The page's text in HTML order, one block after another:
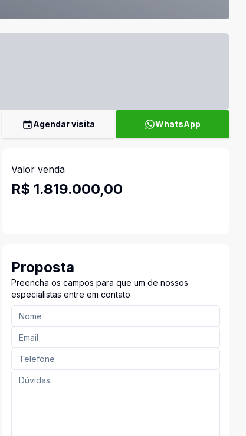
Agendar visita WhatsApp
Valor venda
R$ 1.819.000,00
Proposta
Preencha os campos para que um de nossos
especialistas entre em contato